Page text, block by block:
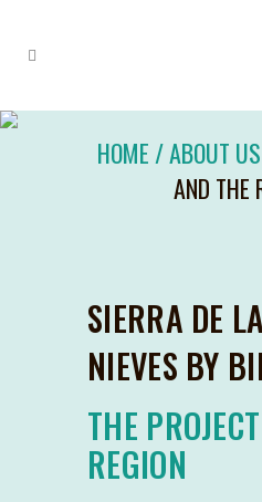
HOME / ABOUT
AND THE
SIERRA DE
NIEVES BY
THE
REGION